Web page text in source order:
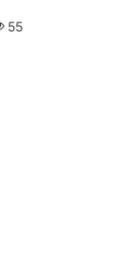
55